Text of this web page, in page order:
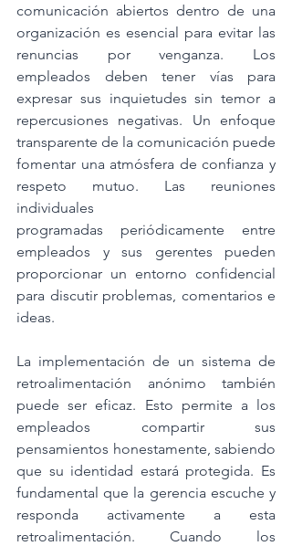
comunicación abiertos dentro de una
organización es esencial para evitar las
renuncias por venganza. Los
empleados deben tener vías para
expresar sus inquietudes sin temor a
repercusiones negativas. Un enfoque
transparente de la comunicación puede
fomentar una atmósfera de confianza y
respeto mutuo. Las reuniones
individuales
programadas periódicamente entre
empleados y sus gerentes pueden
proporcionar un entorno confidencial
para discutir problemas, comentarios e
ideas.
La implementación de un sistema de
retroalimentación anónimo también
puede ser eficaz. Esto permite a los
empleados compartir sus
pensamientos honestamente, sabiendo
que su identidad estará protegida. Es
fundamental que la gerencia escuche y
responda activamente a esta
retroalimentación. Cuando los